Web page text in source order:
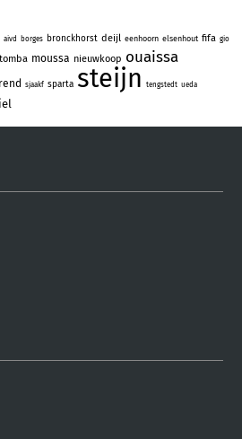
aivd borges bronckhorst deijl eenhoorn elsenhout fifa gio
moussa nieuwkoop ouaissa
sjaakf sparta steijn tengstedt ueda